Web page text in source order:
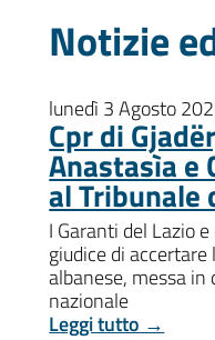
Notizie
lunedì 3 Agosto
Cpr di
Anastasìa e
al Tribunale
I Garanti del Lazio
giudice di
albanese, messa in
nazionale
Leggi tutto →